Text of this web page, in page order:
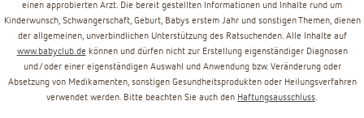
einen approbierten Arzt. Die bereit gestellten Informationen und Inhalte rund um
Kinderwunsch, Schwangerschaft, Geburt, Babys erstem Jahr und sonstigen Themen, dienen
der allgemeinen, unverbindlichen Unterstützung des Ratsuchenden. Alle Inhalte auf
www.babyclub.de können und dürfen nicht zur Erstellung eigenständiger Diagnosen
und/oder einer eigenständigen Auswahl und Anwendung bzw. Veränderung oder
Absetzung von Medikamenten, sonstigen Gesundheitsprodukten oder Heilungsverfahren
verwendet werden. Bitte beachten Sie auch den Haftungsausschluss.